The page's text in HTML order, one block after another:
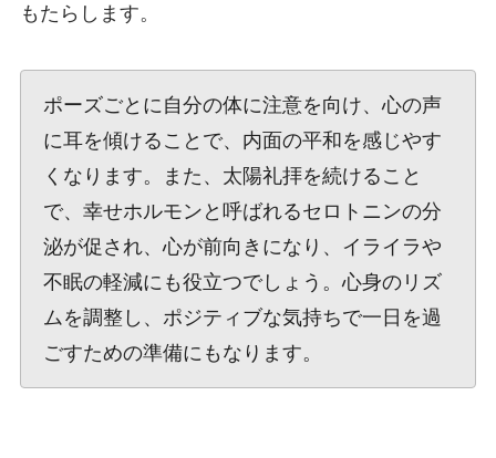
もたらします。
ポーズごとに自分の体に注意を向け、心の声
に耳を傾けることで、内面の平和を感じやす
くなります。また、太陽礼拝を続けること
で、幸せホルモンと呼ばれるセロトニンの分
泌が促され、心が前向きになり、イライラや
不眠の軽減にも役立つでしょう。心身のリズ
ムを調整し、ポジティブな気持ちで一日を過
ごすための準備にもなります。